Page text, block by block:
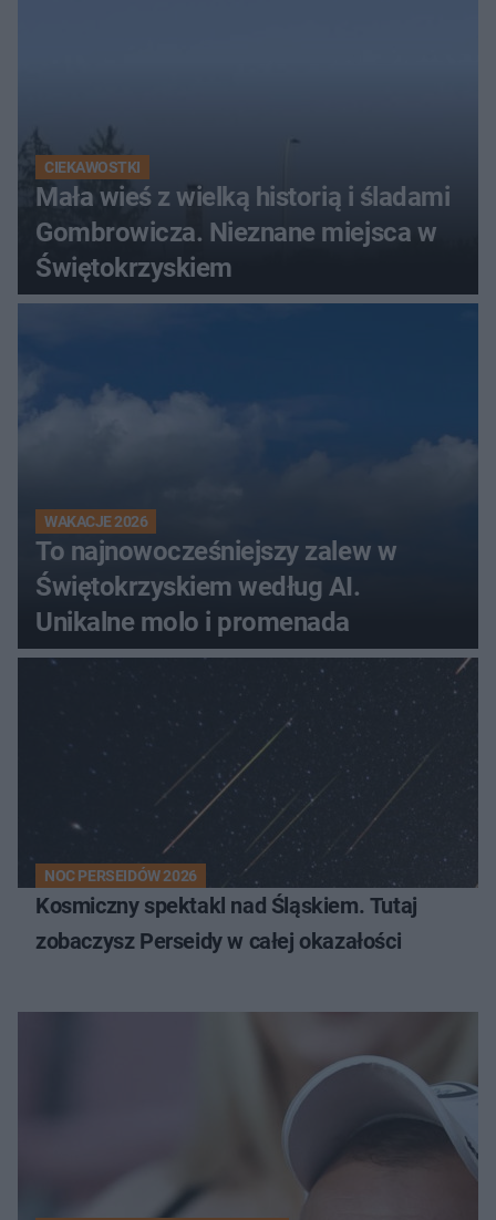
CIEKAWOSTKI
Mała wieś z wielką historią i śladami
Gombrowicza. Nieznane miejsca w
Świętokrzyskiem
WAKACJE 2026
To najnowocześniejszy zalew w
Świętokrzyskiem według AI.
Unikalne molo i promenada
NOC PERSEIDÓW 2026
Kosmiczny spektakl nad Śląskiem. Tutaj
zobaczysz Perseidy w całej okazałości